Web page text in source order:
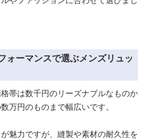
ォーマンスで選ぶメンズリュッ
帯は数千円のリーズナブルなものか
万円のものまで幅広いです。
魅力ですが、縫製や素材の耐久性を